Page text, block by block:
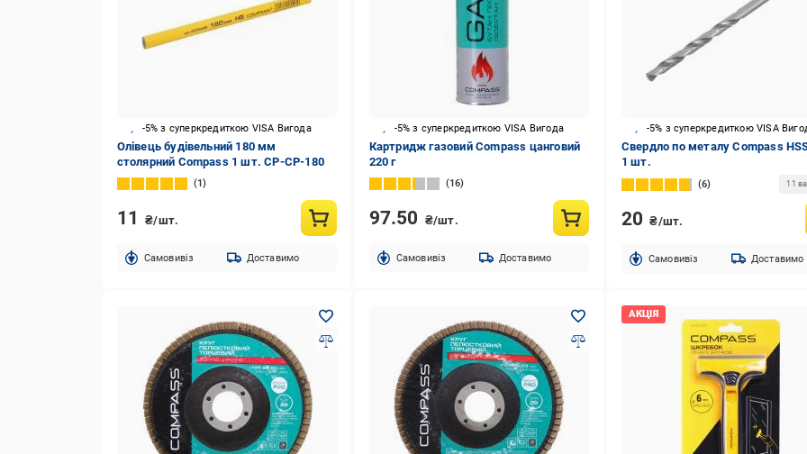
-5% з суперкредиткою VISA Вигода
Олівець будівельний 180 мм
столярний Compass 1 шт. CP-CP-180
1
11 ₴/шт.
Cамовивіз Доставимо
-5% з суперкредиткою VISA Вигода
Картридж газовий Compass цанговий
220 г
16
97.50 ₴/шт.
Cамовивіз Доставимо
-5% з суперкредиткою VISA
Свердло по металу Compass
1 шт.
6 11
20 ₴/шт.
Cамовивіз Доставимо